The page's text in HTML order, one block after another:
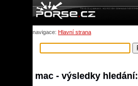
navigace: Hlavní strana
mac - výsledky hledání: